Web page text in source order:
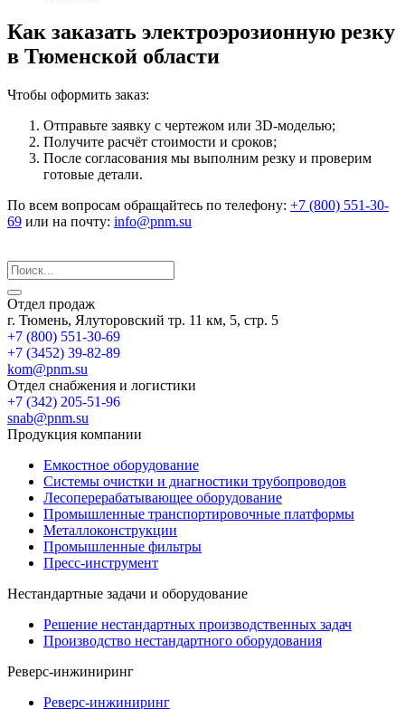
Как заказать электроэрозионную резку
в Тюменской области
Чтобы оформить заказ:
Отправьте заявку с чертежом или 3D-моделью;
Получите расчёт стоимости и сроков;
После согласования мы выполним резку и проверим
готовые детали.
По всем вопросам обращайтесь по телефону: +7 (800) 551-30-
69 или на почту: info@pnm.su
Отдел продаж
г. Тюмень, Ялуторовский тр. 11 км, 5, стр. 5
+7 (800) 551-30-69
+7 (3452) 39-82-89
kom@pnm.su
Отдел снабжения и логистики
+7 (342) 205-51-96
snab@pnm.su
Продукция компании
Емкостное оборудование
Системы очистки и диагностики трубопроводов
Лесоперерабатывающее оборудование
Промышленные транспортировочные платформы
Металлоконструкции
Промышленные фильтры
Пресс-инструмент
Нестандартные задачи и оборудование
Решение нестандартных производственных задач
Производство нестандартного оборудования
Реверс-инжиниринг
Реверс-инжиниринг